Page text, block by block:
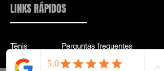
LINKS RÁPIDOS
Tênis
Moda urbana
Perguntas frequentes
Entrega e entrega Voltar